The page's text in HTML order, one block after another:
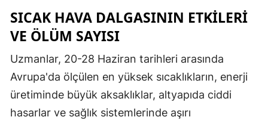
SICAK HAVA DALGASININ ETKILERI
VE ÖLÜM SAYISI
Uzmanlar, 20-28 Haziran tarihleri arasında
Avrupa'da ölçülen en yüksek sıcaklıkların, enerji
üretiminde büyük aksaklıklar, altyapıda ciddi
hasarlar ve sağlık sistemlerinde aşırı